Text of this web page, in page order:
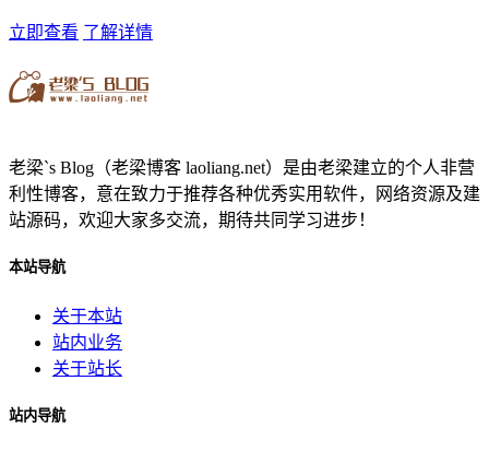
立即查看 了解详情
老梁`s Blog（老梁博客 laoliang.net）是由老梁建立的个人非营
利性博客，意在致力于推荐各种优秀实用软件，网络资源及建
站源码，欢迎大家多交流，期待共同学习进步！
本站导航
关于本站
站内业务
关于站长
站内导航